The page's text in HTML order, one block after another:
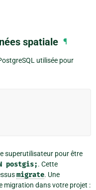
spatiale ¶
utilisée pour
superutilisateur pour être
postgis;. Cette
migrate. Une
migration dans votre projet :